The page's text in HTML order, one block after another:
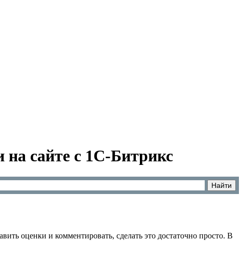
сайте с 1С-Битрикс
оценки и комментировать, сделать это достаточно просто. В